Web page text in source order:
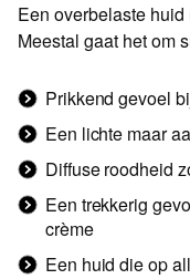
Een overbelaste
Meestal gaat het om
Prikkend gevoel
Een lichte maar
Diffuse roodheid
Een trekkerig
crème
Een huid die op